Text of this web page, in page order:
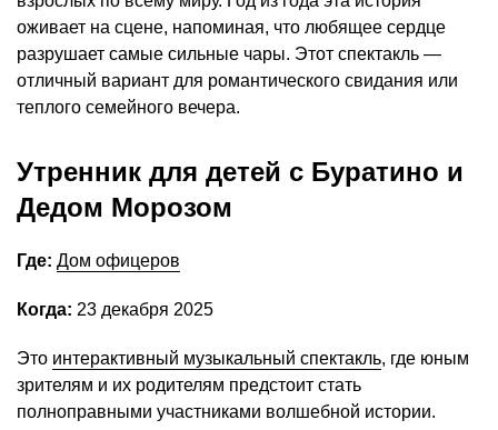
оживает на сцене, напоминая, что любящее сердце
разрушает самые сильные чары. Этот спектакль —
отличный вариант для романтического свидания или
теплого семейного вечера.
Утренник для детей с Буратино и
Дедом Морозом
Где: Дом офицеров
Когда: 23 декабря 2025
Это интерактивный музыкальный спектакль, где юным
зрителям и их родителям предстоит стать
полноправными участниками волшебной истории.